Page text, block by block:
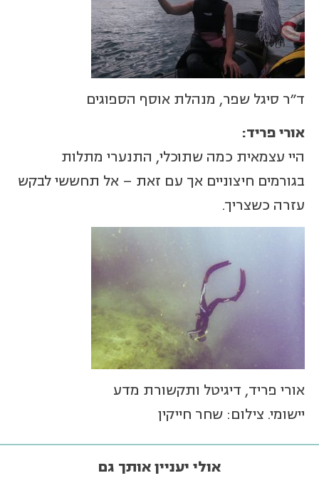
ד"ר סיגל שפר, מנהלת אוסף הספוגים
אורי פריד:
היי עצמאית כמה שתוכלי, התנערי מתלות
בגורמים חיצוניים אך עם זאת – אל תחששי לבקש
עזרה כשצריך.
אורי פריד, דיגיטל ותקשורת מדע
יישומי. צילום: שחר חייקין
אולי יעניין אותך גם